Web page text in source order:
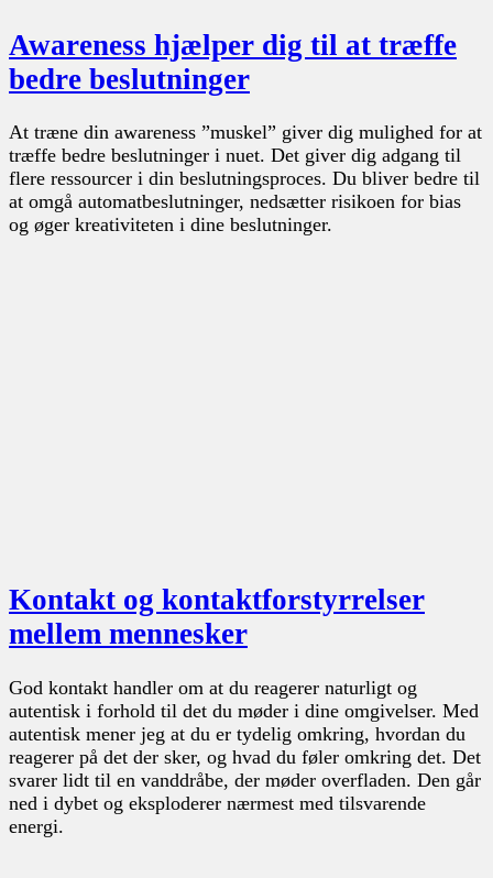
Awareness hjælper dig til at træffe
bedre beslutninger
At træne din awareness ”muskel” giver dig mulighed for at
træffe bedre beslutninger i nuet. Det giver dig adgang til
flere ressourcer i din beslutningsproces. Du bliver bedre til
at omgå automatbeslutninger, nedsætter risikoen for bias
og øger kreativiteten i dine beslutninger.
Kontakt og kontaktforstyrrelser
mellem mennesker
God kontakt handler om at du reagerer naturligt og
autentisk i forhold til det du møder i dine omgivelser. Med
autentisk mener jeg at du er tydelig omkring, hvordan du
reagerer på det der sker, og hvad du føler omkring det. Det
svarer lidt til en vanddråbe, der møder overfladen. Den går
ned i dybet og eksploderer nærmest med tilsvarende
energi.